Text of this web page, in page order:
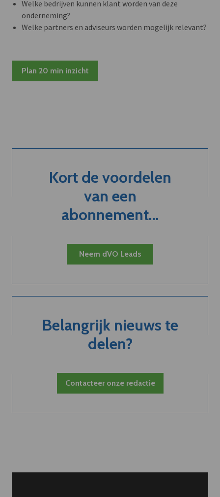
Welke bedrijven kunnen klant worden van deze
onderneming?
Welke partners en adviseurs worden mogelijk relevant?
Plan 20 min inzicht
Kort de voordelen
van een
abonnement...
Neem dVO Leads
Belangrijk nieuws te
delen?
Contacteer onze redactie